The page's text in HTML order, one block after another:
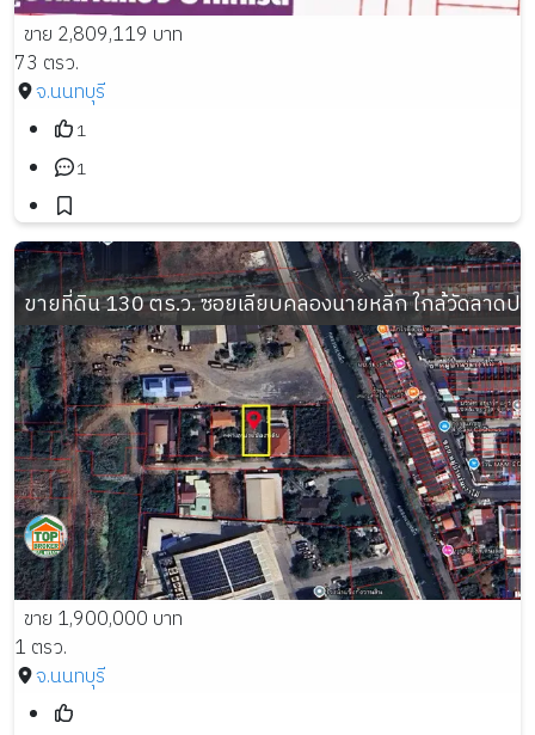
ขาย 2,809,119 บาท
73 ตรว.
จ.นนทบุรี
1
1
ขายที่ดิน 130 ตร.ว. ซอยเลียบคลองนายหลีก ใกล้วัดลาดป
ขาย 1,900,000 บาท
1 ตรว.
จ.นนทบุรี